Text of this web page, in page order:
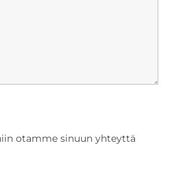
otamme sinuun yhteyttä